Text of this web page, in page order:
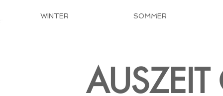
WINTER SOMMER